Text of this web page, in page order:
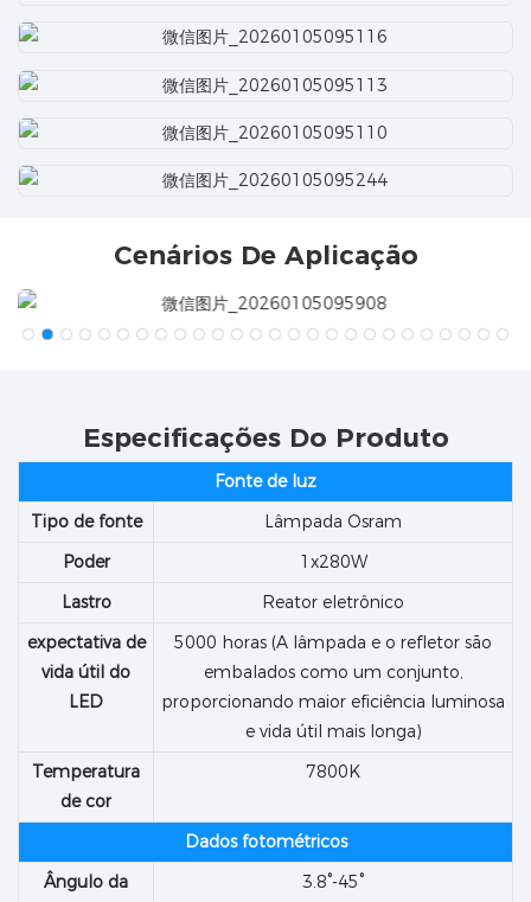
Cenários De Aplicação
Especificações Do Produto
Fonte de luz
Tipo de fonte
Lâmpada Osram
Poder
1x280W
Lastro
Reator eletrônico
expectativa de
vida útil do
LED
5000 horas (A lâmpada e o refletor são
embalados como um conjunto,
proporcionando maior eficiência luminosa
e vida útil mais longa)
Temperatura
de cor
7800K
Dados fotométricos
Ângulo da
3.8°-45°